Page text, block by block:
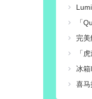
「Quan冉
完美解码
「虎森
冰箱Ice
喜马